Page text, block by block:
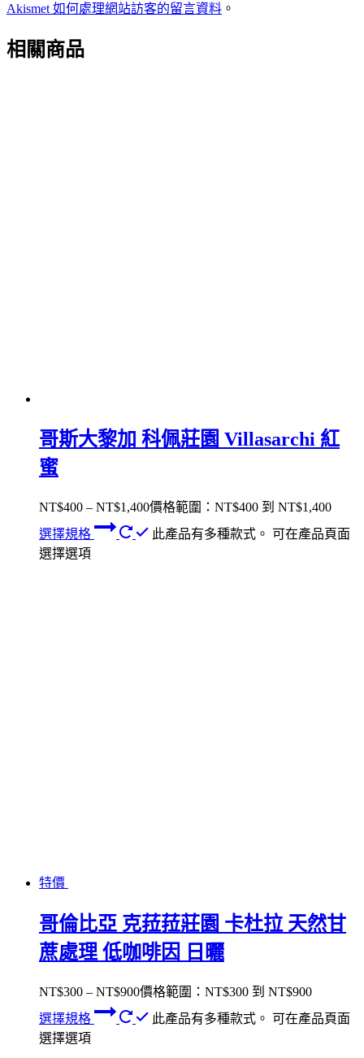
Akismet 如何處理網站訪客的留言資料 。
相關商品
哥斯大黎加 科佩莊園 Villasarchi 紅
蜜
NT$400 – NT$1,400價格範圍：NT$400 到 NT$1,400
選擇規格
此產品有多種款式。 可在產品頁面
選擇選項
特價
哥倫比亞 克菈菈莊園 卡杜拉 天然甘
蔗處理 低咖啡因 日曬
NT$300 – NT$900價格範圍：NT$300 到 NT$900
選擇規格
此產品有多種款式。 可在產品頁面
選擇選項